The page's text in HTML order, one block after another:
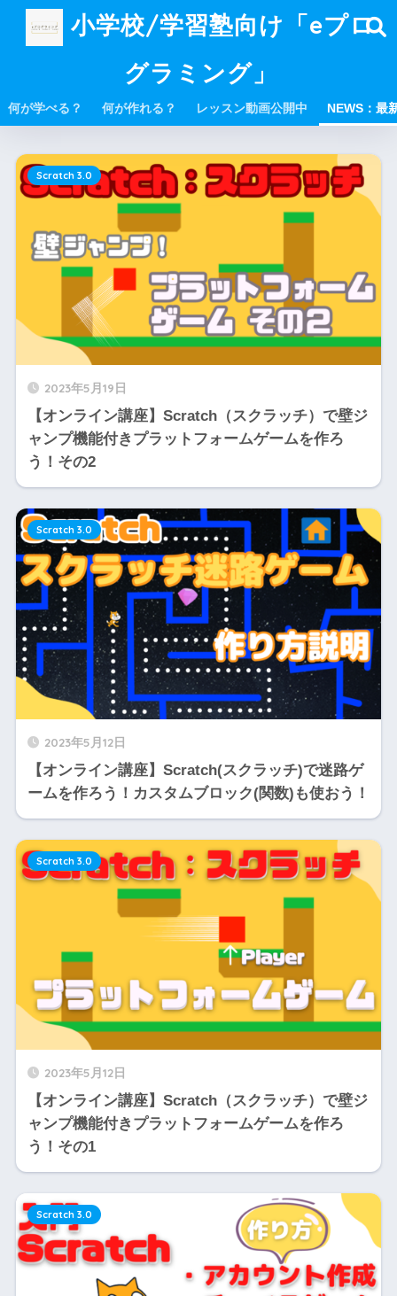
小学校/学習塾向け「eプロ
グラミング」
何が学べる？ 何が作れる？ レッスン動画公開中 NEWS：最
2023年5月19日
【オンライン講座】Scratch（スクラッチ）で壁ジ
ャンプ機能付きプラットフォームゲームを作ろ
う！その2
Scratch 3.0
2023年5月12日
【オンライン講座】Scratch(スクラッチ)で迷路ゲ
ームを作ろう！カスタムブロック(関数)も使おう！
Scratch 3.0
2023年5月12日
【オンライン講座】Scratch（スクラッチ）で壁ジ
ャンプ機能付きプラットフォームゲームを作ろ
う！その1
Scratch 3.0
Scratch 3.0